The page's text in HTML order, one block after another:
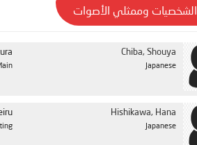
الشخصيات وممثلي الأصوات
Chiba, Shouya
Japanese
Hishikawa, Hana
Japanese